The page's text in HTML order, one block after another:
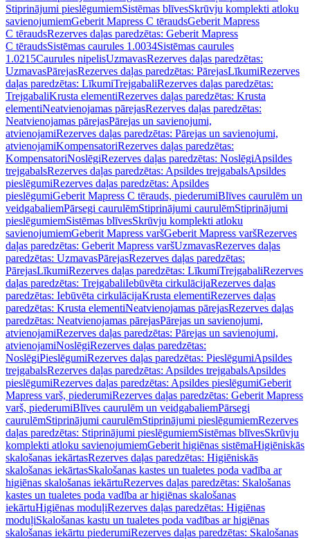
Stiprinājumi pieslēgumiemSistēmas blīvesSkrūvju komplekti atloku
savienojumiemGeberit Mapress C tēraudsGeberit Mapress
C tēraudsRezerves daļas paredzētas: Geberit Mapress
C tēraudsSistēmas caurules 1.0034Sistēmas caurules
1.0215Caurules nipelisUzmavasRezerves daļas paredzētas:
UzmavasPārejasRezerves daļas paredzētas: PārejasLīkumiRezerves
daļas paredzētas: LīkumiTrejgabaliRezerves daļas paredzētas:
TrejgabaliKrusta elementiRezerves daļas paredzētas: Krusta
elementiNeatvienojamas pārejasRezerves daļas paredzētas:
Neatvienojamas pārejasPārejas un savienojumi,
atvienojamiRezerves daļas paredzētas: Pārejas un savienojumi,
atvienojamiKompensatoriRezerves daļas paredzētas:
KompensatoriNoslēgiRezerves daļas paredzētas: NoslēgiApsildes
trejgabalsRezerves daļas paredzētas: Apsildes trejgabalsApsildes
pieslēgumiRezerves daļas paredzētas: Apsildes
pieslēgumiGeberit Mapress C tērauds, piederumiBlīves caurulēm un
veidgabaliemPārsegi caurulēmStiprinājumi caurulēmStiprinājumi
pieslēgumiemSistēmas blīvesSkrūvju komplekti atloku
savienojumiemGeberit Mapress varšGeberit Mapress varšRezerves
daļas paredzētas: Geberit Mapress varšUzmavasRezerves daļas
paredzētas: UzmavasPārejasRezerves daļas paredzētas:
PārejasLīkumiRezerves daļas paredzētas: LīkumiTrejgabaliRezerves
daļas paredzētas: TrejgabaliIebūvēta cirkulācijaRezerves daļas
paredzētas: Iebūvēta cirkulācijaKrusta elementiRezerves daļas
paredzētas: Krusta elementiNeatvienojamas pārejasRezerves daļas
paredzētas: Neatvienojamas pārejasPārejas un savienojumi,
atvienojamiRezerves daļas paredzētas: Pārejas un savienojumi,
atvienojamiNoslēgiRezerves daļas paredzētas:
NoslēgiPieslēgumiRezerves daļas paredzētas: PieslēgumiApsildes
trejgabalsRezerves daļas paredzētas: Apsildes trejgabalsApsildes
pieslēgumiRezerves daļas paredzētas: Apsildes pieslēgumiGeberit
Mapress varš, piederumiRezerves daļas paredzētas: Geberit Mapress
varš, piederumiBlīves caurulēm un veidgabaliemPārsegi
caurulēmStiprinājumi caurulēmStiprinājumi pieslēgumiemRezerves
daļas paredzētas: Stiprinājumi pieslēgumiemSistēmas blīvesSkrūvju
komplekti atloku savienojumiemGeberit higiēnas sistēmaHigiēniskās
skalošanas iekārtasRezerves daļas paredzētas: Higiēniskās
skalošanas iekārtasSkalošanas kastes un tualetes poda vadība ar
higiēnas skalošanas iekārtuRezerves daļas paredzētas: Skalošanas
kastes un tualetes poda vadība ar higiēnas skalošanas
iekārtuHigiēnas moduļiRezerves daļas paredzētas: Higiēnas
moduļiSkalošanas kastu un tualetes poda vadības ar higiēnas
skalošanas iekārtu piederumiRezerves daļas paredzētas: Skalošanas